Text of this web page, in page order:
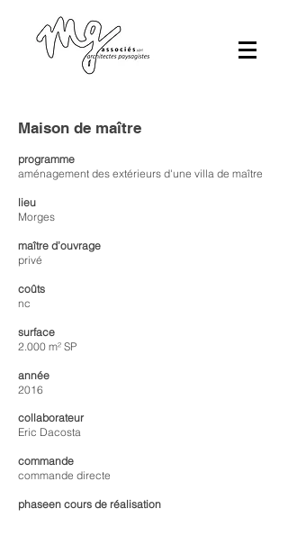
Maison de maître
programme
aménagement des extérieurs d'une villa de maître
lieu
Morges
maître d’ouvrage
privé
coûts
nc
surface
2.000 m² SP
année
2016
collaborateur
Eric Dacosta
commande
commande directe
phaseen cours de réalisation